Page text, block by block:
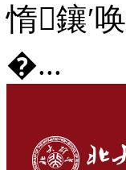
惰鑲′
�...